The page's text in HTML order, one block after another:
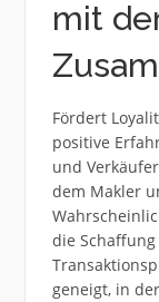
mit
Fördert
positive
und
dem Makler
die
geneigt, in